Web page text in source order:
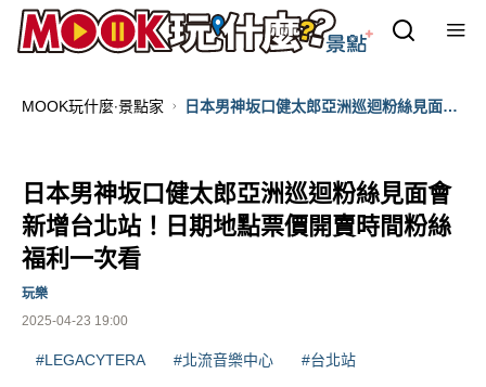
MOOK玩什麼‧景點家
日本男神坂口健太郎亞洲巡迴粉絲見面會
日本男神坂口健太郎亞洲巡迴粉絲見面會
新增台北站！日期地點票價開賣時間粉絲
福利一次看
2025-04-23 19:00
玩樂
#LEGACYTERA #北流音樂中心 #台北站